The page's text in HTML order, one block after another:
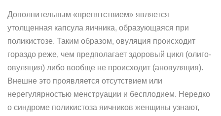
Дополнительным «препятствием» является
утолщенная капсула яичника, образующаяся при
поликистозе. Таким образом, овуляция происходит
гораздо реже, чем предполагает здоровый цикл (олиго-
овуляция) либо вообще не происходит (ановуляция).
Внешне это проявляется отсутствием или
нерегулярностью менструации и бесплодием. Нередко
о синдроме поликистоза яичников женщины узнают,